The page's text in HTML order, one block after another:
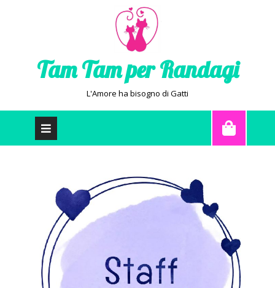
Tam Tam per Randagi
L'Amore ha bisogno di Gatti